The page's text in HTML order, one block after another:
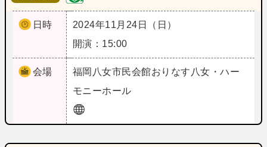
日時
2024年11月24日（日）
開演：15:00
会場 福岡 八女市民会館おりなす八女・ハー
モニーホール